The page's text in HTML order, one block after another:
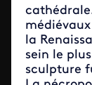
la
sein le
sculpture